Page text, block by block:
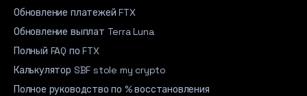
Обновление платежей FTX
Обновление выплат Terra Luna
Полный FAQ по FTX
Калькулятор SBF stole my crypto
Полное руководство по % восстановления